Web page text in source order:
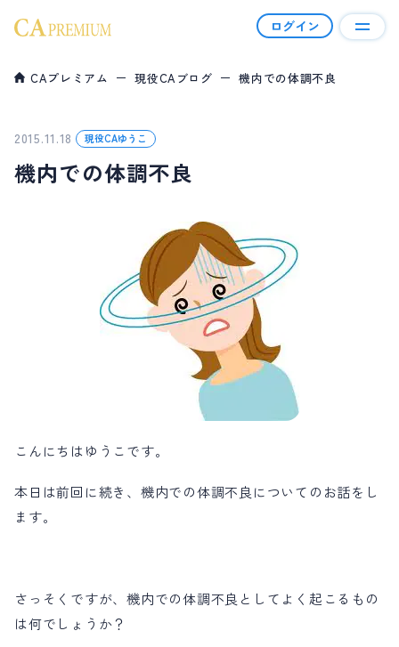
ログイン
会員について
幸せ報告
現役CAブログ
ハイクラス男性向けコラム
CAプレミアム 現役CAブログ 機内での体調不良
2015.11.18 現役CAゆうこ
機内での体調不良
こんにちはゆうこです。
本日は前回に続き、機内での体調不良についてのお話をし
ます。
さっそくですが、機内での体調不良としてよく起こるもの
は何でしょうか？